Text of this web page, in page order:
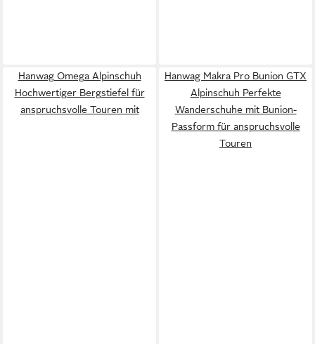
Hanwag Omega Alpinschuh
Hochwertiger Bergstiefel für
anspruchsvolle Touren mit
Hanwag Makra Pro Bunion GTX
Alpinschuh Perfekte
Wanderschuhe mit Bunion-
Passform für anspruchsvolle
Touren